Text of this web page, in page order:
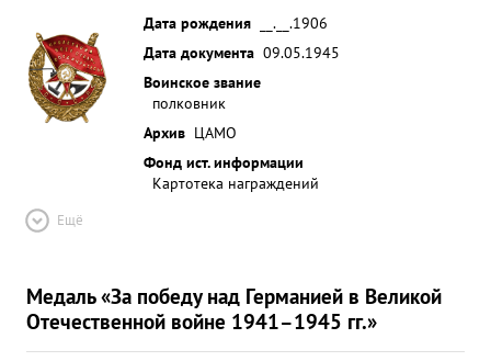
Дата рождения
__.__.1906
Дата документа 09.05.1945
Воинское звание
полковник
Архив ЦАМО
Фонд ист. информации
Картотека награждений
Ещё
Медаль «За победу над Германией в Великой
Отечественной войне 1941–1945 гг.»